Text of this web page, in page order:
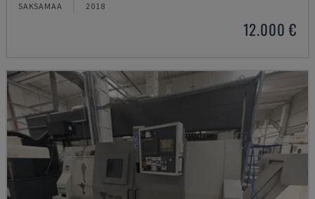
SAKSAMAA 2018
12.000 €